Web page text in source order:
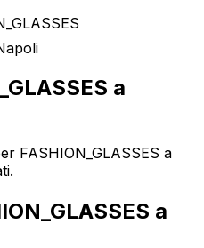
a
FASHION_GLASSES a
a